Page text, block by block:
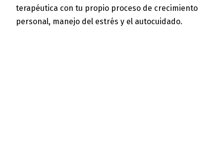
terapéutica con tu propio proceso de crecimiento
personal, manejo del estrés y el autocuidado.